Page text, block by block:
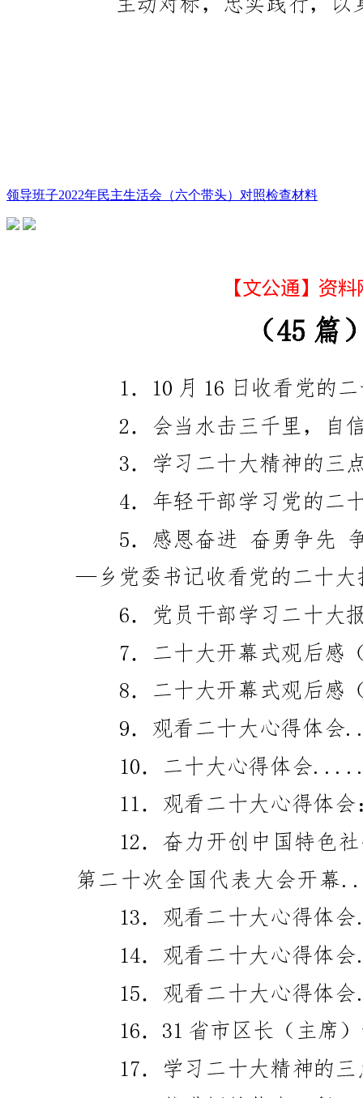
领导班子2022年民主生活会（六个带头）对照检查材料